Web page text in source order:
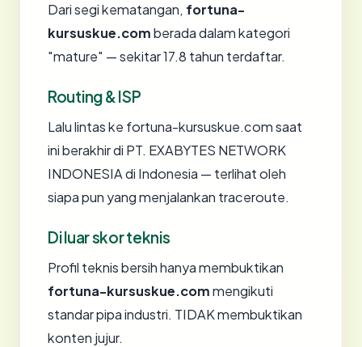
Dari segi kematangan, fortuna-
kursuskue.comberada dalam kategori
"mature" — sekitar 17.8 tahun terdaftar.
Routing & ISP
Lalu lintas ke fortuna-kursuskue.com saat
ini berakhir di PT. EXABYTES NETWORK
INDONESIA di Indonesia — terlihat oleh
siapa pun yang menjalankan traceroute.
Di luar skor teknis
Profil teknis bersih hanya membuktikan
fortuna-kursuskue.commengikuti
standar pipa industri. TIDAK membuktikan
konten jujur.